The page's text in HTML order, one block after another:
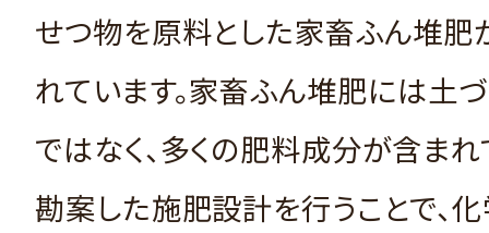
せつ物を原料とした家畜ふん堆肥
れています。家畜ふん堆肥には土
ではなく、多くの肥料成分が含まれ
勘案した施肥設計を行うことで、